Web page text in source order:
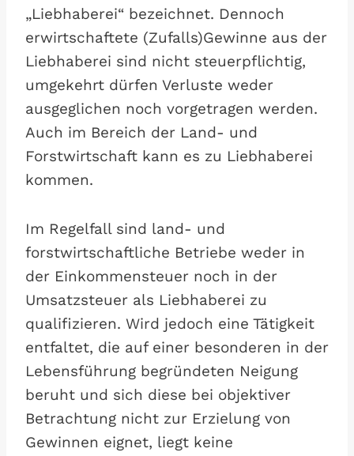
„Liebhaberei“ bezeichnet. Dennoch
erwirtschaftete (Zufalls)Gewinne aus der
Liebhaberei sind nicht steuerpflichtig,
umgekehrt dürfen Verluste weder
ausgeglichen noch vorgetragen werden.
Auch im Bereich der Land- und
Forstwirtschaft kann es zu Liebhaberei
kommen.
Im Regelfall sind land- und
forstwirtschaftliche Betriebe weder in
der Einkommensteuer noch in der
Umsatzsteuer als Liebhaberei zu
qualifizieren. Wird jedoch eine Tätigkeit
entfaltet, die auf einer besonderen in der
Lebensführung begründeten Neigung
beruht und sich diese bei objektiver
Betrachtung nicht zur Erzielung von
Gewinnen eignet, liegt keine